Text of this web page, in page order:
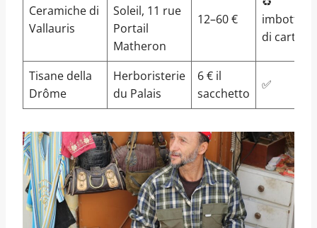
Ceramiche di
Vallauris
Soleil, 11 rue
Portail
Matheron
12–60 €
di carta
Tisane della
Drôme
Herboristerie
du Palais
6 € il
sacchetto
✅